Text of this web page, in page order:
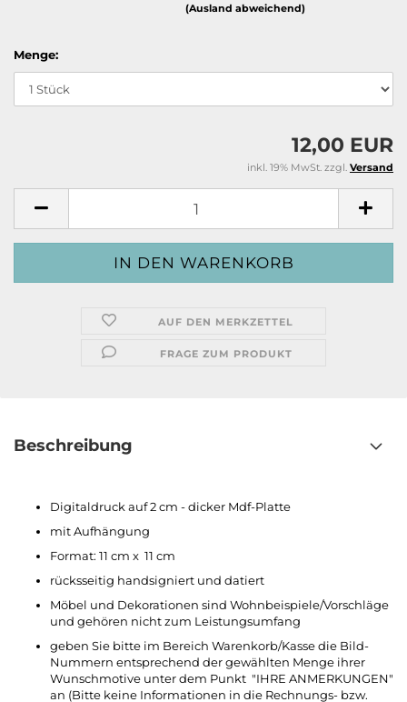
(Ausland abweichend)
Menge:
12,00 EUR
inkl. 19% MwSt. zzgl. Versand
AUF DEN MERKZETTEL
FRAGE ZUM PRODUKT
Beschreibung
Digitaldruck auf 2 cm - dicker Mdf-Platte
mit Aufhängung
Format: 11 cm x 11 cm
rücksseitig handsigniert und datiert
Möbel und Dekorationen sind Wohnbeispiele/Vorschläge
und gehören nicht zum Leistungsumfang
geben Sie bitte im Bereich Warenkorb/Kasse die Bild-
Nummern entsprechend der gewählten Menge ihrer
Wunschmotive unter dem Punkt "IHRE ANMERKUNGEN"
an (Bitte keine Informationen in die Rechnungs- bzw.